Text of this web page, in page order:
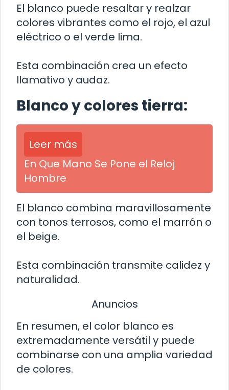
El blanco puede resaltar y realzar
colores vibrantes como el rojo, el azul
eléctrico o el verde lima.
Esta combinación crea un efecto
llamativo y audaz.
Blanco y colores tierra:
Leer más
En Que Mano Se Pone el Reloj
Hombre
El blanco combina maravillosamente
con tonos terrosos, como el marrón o
el beige.
Esta combinación transmite calidez y
naturalidad.
Anuncios
En resumen, el color blanco es
extremadamente versátil y puede
combinarse con una amplia variedad
de colores.